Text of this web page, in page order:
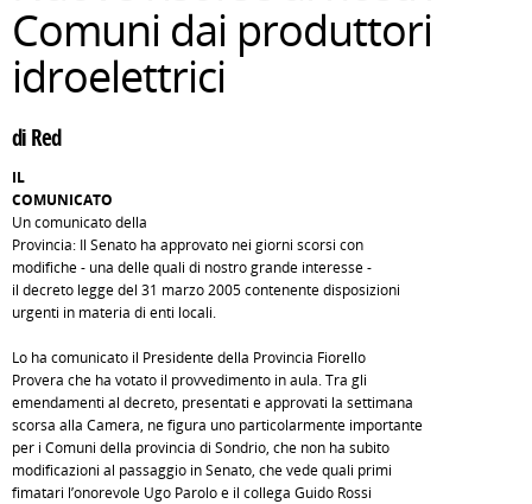
Comuni dai produttori
idroelettrici
di Red
IL
COMUNICATO
Un comunicato della
Provincia: Il Senato ha approvato nei giorni scorsi con
modifiche - una delle quali di nostro grande interesse -
il decreto legge del 31 marzo 2005 contenente disposizioni
urgenti in materia di enti locali.
Lo ha comunicato il Presidente della Provincia Fiorello
Provera che ha votato il provvedimento in aula. Tra gli
emendamenti al decreto, presentati e approvati la settimana
scorsa alla Camera, ne figura uno particolarmente importante
per i Comuni della provincia di Sondrio, che non ha subito
modificazioni al passaggio in Senato, che vede quali primi
fimatari l’onorevole Ugo Parolo e il collega Guido Rossi